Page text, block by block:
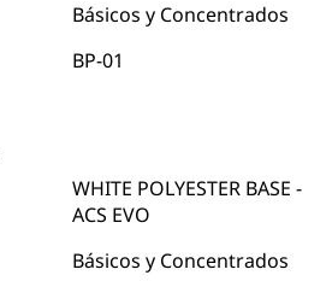
Básicos y Concentrados
BP-01
WHITE POLYESTER BASE -
ACS EVO
Básicos y Concentrados